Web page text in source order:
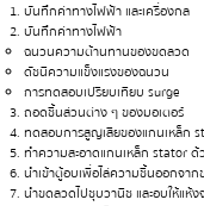
บันทึกค่าทางไฟฟ้า และเครื่องกล
บันทึกค่าทางไฟฟ้า
ฉนวนความต้านทานของขดลวด
ดัชนีความแข็งแรงของฉนวน
การทดสอบเปรียบเทียบ surge
ถอดชิ้นส่วนต่าง ๆ ของมอเตอร์
ทดสอบการสูญเสียของแกนเหล็ก
ทำความสะอาดแกนเหล็ก stator ด้
นำเข้าตู้อบเพื่อไล่ความชื้นออกจา
นำขดลวดไปชุบวานิช และอบให้แห้